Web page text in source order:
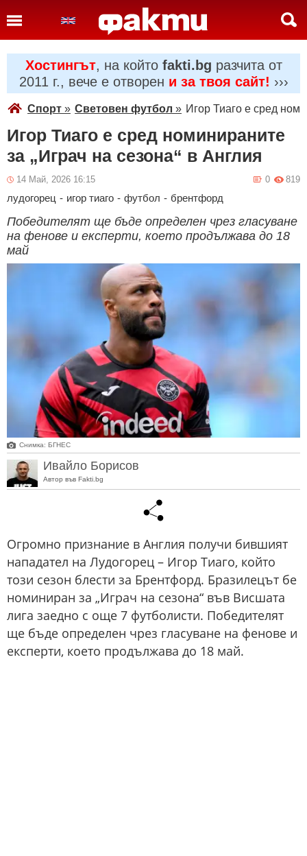
Хостингът, на който fakti.bg разчита от
2011 г., вече е отворен и за твоя сайт! ›››
Спорт » Световен футбол » Игор Тиаго е сред
Игор Тиаго е сред номинираните
за „Играч на сезона“ в Англия
14 Май, 2026 16:15 819
0
лудогорец - игор тиаго - футбол - брентфорд
Победителят ще бъде определен чрез гласуване
на фенове и експерти, което продължава до 18
май
Снимка: БГНЕС
Ивайло Борисов
Автор във Fakti.bg
Огромно признание в Англия получи бившият
нападател на Лудогорец – Игор Тиаго, който
този сезон блести за Брентфорд. Бразилецът бе
номиниран за „Играч на сезона“ във Висшата
лига заедно с още 7 футболисти. Победителят
ще бъде определен чрез гласуване на фенове и
експерти, което продължава до 18 май.